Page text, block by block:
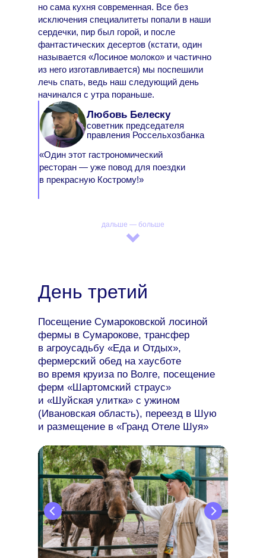
но сама кухня современная. Все без
исключения специалитеты попали в наши
сердечки, пир был горой, и после
фантастических десертов (кстати, один
называется «Лосиное молоко» и частично
из него изготавливается) мы поспешили
лечь спать, ведь наш следующий день
начинался с утра пораньше.
Любовь Белеску
советник председателя
правления Россельхозбанка
«Один этот гастрономический
ресторан — уже повод для поездки
в прекрасную Кострому!»
дальше — больше
Посещение Сумароковской лосиной
фермы в Сумарокове, трансфер
в агроусадьбу «Еда и Отдых»,
фермерский обед на хаусботе
во время круиза по Волге, посещение
ферм «Шартомский страус»
и «Шуйская улитка» с ужином
(Ивановская область), переезд в Шую
и размещение в «Гранд Отеле Шуя»
День третий